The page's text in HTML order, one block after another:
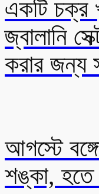
একটি চক্র
জ্বালানি
করার জন্য
আগস্টে
শঙ্কা, হতে